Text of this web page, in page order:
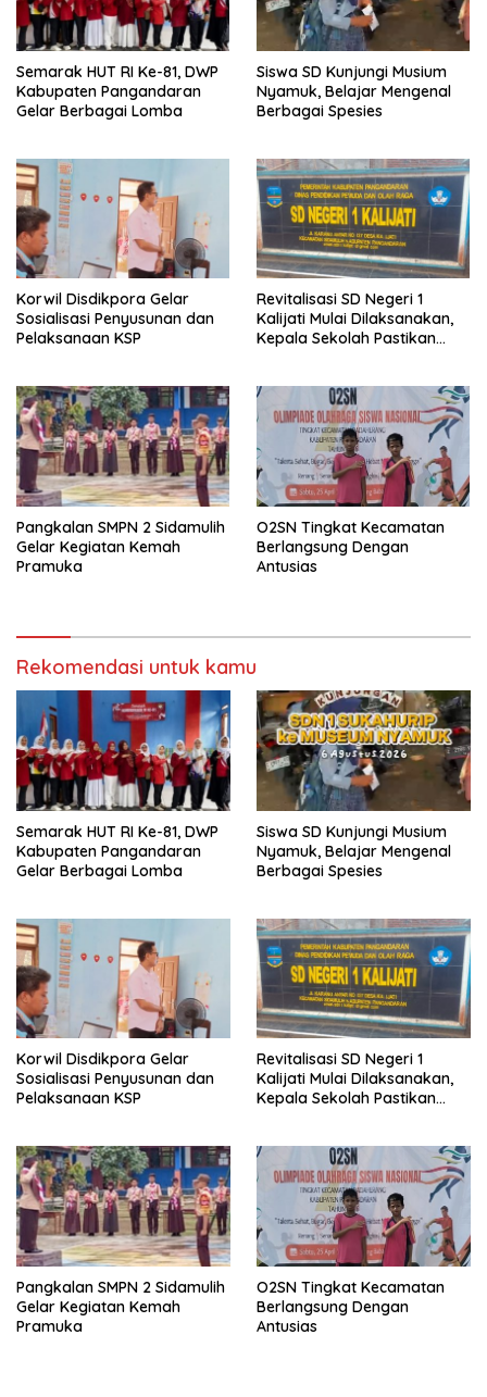
Semarak HUT RI Ke-81, DWP
Kabupaten Pangandaran
Gelar Berbagai Lomba
Siswa SD Kunjungi Musium
Nyamuk, Belajar Mengenal
Berbagai Spesies
Korwil Disdikpora Gelar
Sosialisasi Penyusunan dan
Pelaksanaan KSP
Revitalisasi SD Negeri 1
Kalijati Mulai Dilaksanakan,
Kepala Sekolah Pastikan
Pangkalan SMPN 2 Sidamulih
Gelar Kegiatan Kemah
Pramuka
O2SN Tingkat Kecamatan
Berlangsung Dengan
Antusias
Rekomendasi untuk kamu
Semarak HUT RI Ke-81, DWP
Kabupaten Pangandaran
Gelar Berbagai Lomba
Siswa SD Kunjungi Musium
Nyamuk, Belajar Mengenal
Berbagai Spesies
Korwil Disdikpora Gelar
Sosialisasi Penyusunan dan
Pelaksanaan KSP
Revitalisasi SD Negeri 1
Kalijati Mulai Dilaksanakan,
Kepala Sekolah Pastikan
Pangkalan SMPN 2 Sidamulih
Gelar Kegiatan Kemah
Pramuka
O2SN Tingkat Kecamatan
Berlangsung Dengan
Antusias